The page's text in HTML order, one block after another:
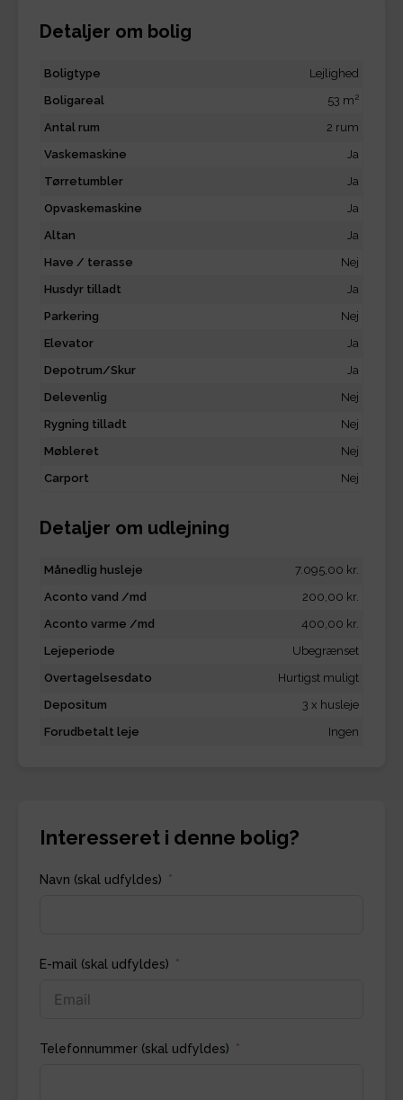
Detaljer om bolig
Boligtype
Lejlighed
Boligareal
53 m2
Antal rum
2 rum
Vaskemaskine
Ja
Tørretumbler
Ja
Opvaskemaskine
Ja
Altan
Ja
Have / terasse
Nej
Husdyr tilladt
Ja
Parkering
Nej
Elevator
Ja
Depotrum/Skur
Ja
Delevenlig
Nej
Rygning tilladt
Nej
Møbleret
Nej
Carport
Nej
Detaljer om udlejning
Månedlig husleje
7.095,00 kr.
Aconto vand /md
200,00 kr.
Aconto varme /md
400,00 kr.
Lejeperiode
Ubegrænset
Overtagelsesdato
Hurtigst muligt
Depositum
3 x husleje
Forudbetalt leje
Ingen
Interesseret i denne bolig?
Navn (skal udfyldes)
E-mail (skal udfyldes)
Telefonnummer (skal udfyldes)